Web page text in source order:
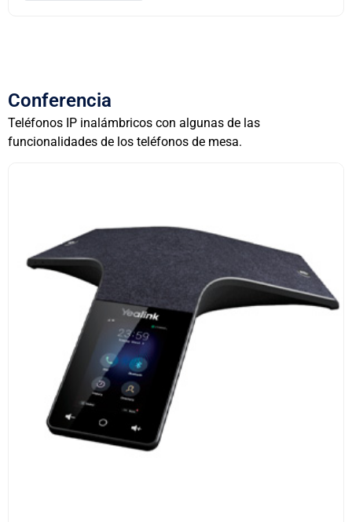
Conferencia
Teléfonos IP inalámbricos con algunas de las
funcionalidades de los teléfonos de mesa.